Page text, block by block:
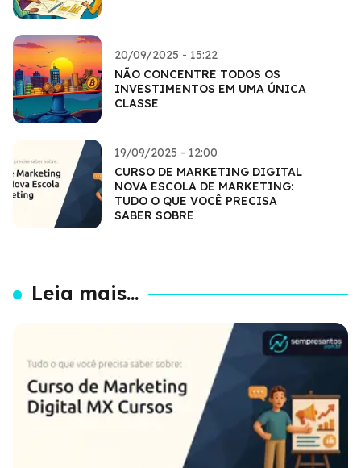
20/09/2025 - 15:22
NÃO CONCENTRE TODOS OS
INVESTIMENTOS EM UMA ÚNICA
CLASSE
19/09/2025 - 12:00
CURSO DE MARKETING DIGITAL
NOVA ESCOLA DE MARKETING:
TUDO O QUE VOCÊ PRECISA
SABER SOBRE
Leia mais...